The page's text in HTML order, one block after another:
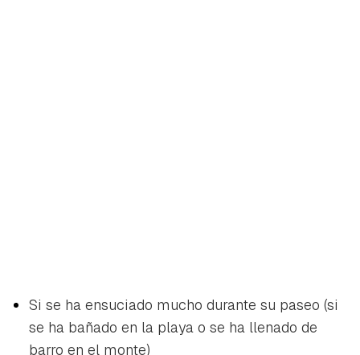
Si se ha ensuciado mucho durante su paseo (si
se ha bañado en la playa o se ha llenado de
barro en el monte)